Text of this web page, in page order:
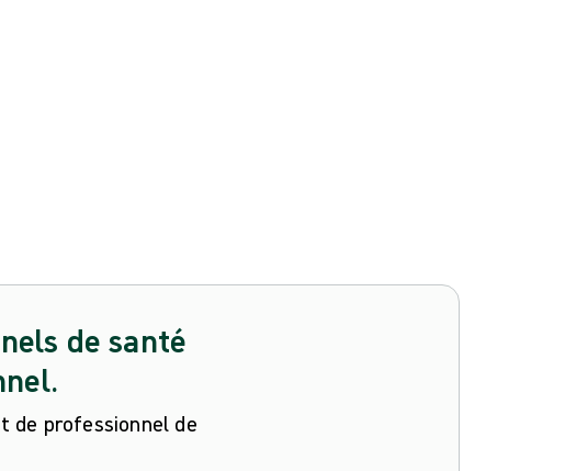
de santé
de professionnel de